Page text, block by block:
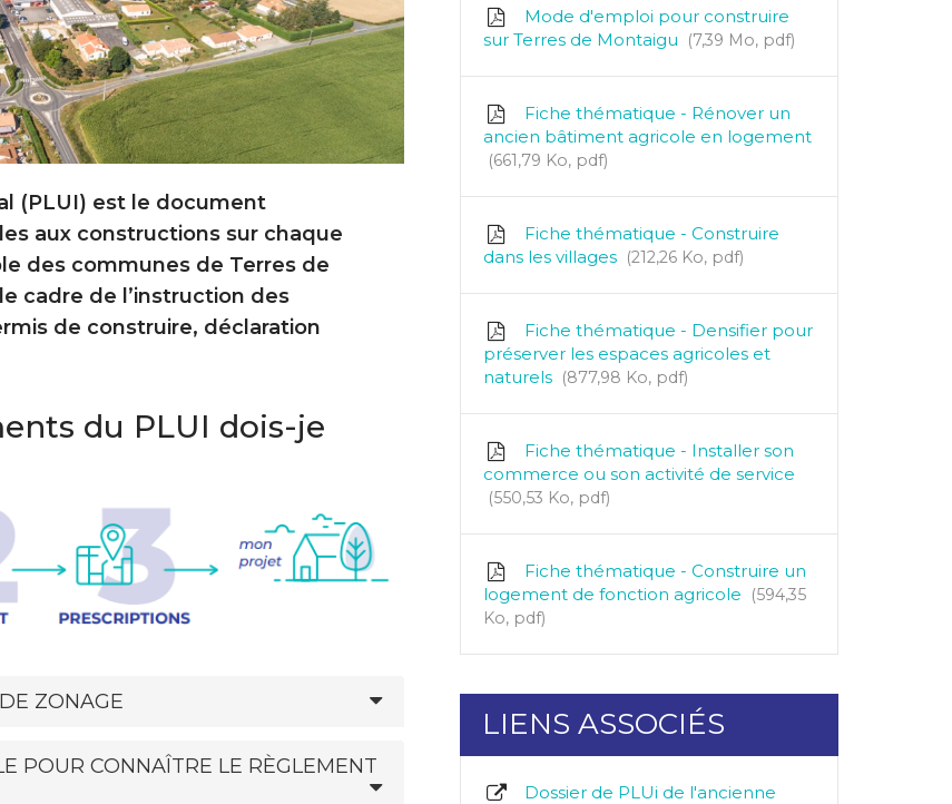
(PLUI) est le document
aux constructions sur chaque
des communes de Terres de
cadre de l’instruction des
de construire, déclaration
du PLUI dois-je
ZONAGE
POUR CONNAÎTRE LE RÈGLEMENT
Mode d'emploi pour construire
sur Terres de Montaigu
7,39 Mo, pdf
Fiche thématique - Rénover un
ancien bâtiment agricole en logement
661,79 Ko, pdf
Fiche thématique - Construire
dans les villages
212,26 Ko, pdf
Fiche thématique - Densifier pour
préserver les espaces agricoles et
naturels
877,98 Ko, pdf
Fiche thématique - Installer son
commerce ou son activité de service
550,53 Ko, pdf
Fiche thématique - Construire un
logement de fonction agricole
594,35
Ko, pdf
LIENS ASSOCIÉS
Dossier de PLUi de l'ancienne